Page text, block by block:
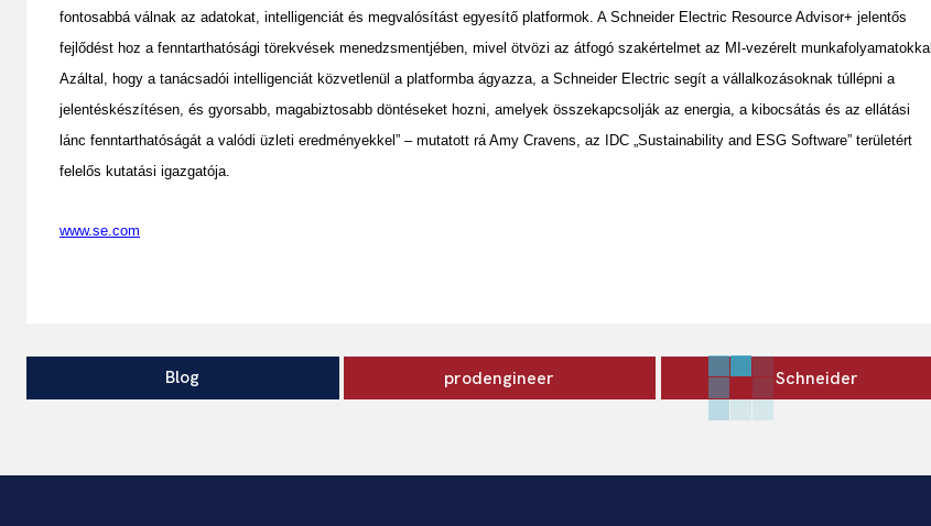
fontosabbá válnak az adatokat, intelligenciát és megvalósítást egyesítő platformok. A Schneider Electric Resource Advisor+ jelentős
fejlődést hoz a fenntarthatósági törekvések menedzsmentjében, mivel ötvözi az átfogó szakértelmet az MI-vezérelt munkafolyamatokkal.
Azáltal, hogy a tanácsadói intelligenciát közvetlenül a platformba ágyazza, a Schneider Electric segít a vállalkozásoknak túllépni a
jelentéskészítésen, és gyorsabb, magabiztosabb döntéseket hozni, amelyek összekapcsolják az energia, a kibocsátás és az ellátási
lánc fenntarthatóságát a valódi üzleti eredményekkel” – mutatott rá Amy Cravens, az IDC „Sustainability and ESG Software” területért
felelős kutatási igazgatója.
www.se.com
Blog prodengineer Schneider